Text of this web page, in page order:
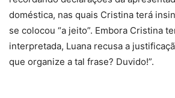
doméstica, nas quais Cristina terá
se colocou “a jeito”. Embora Cristina
interpretada, Luana recusa a
que organize a tal frase? Duvido!”.